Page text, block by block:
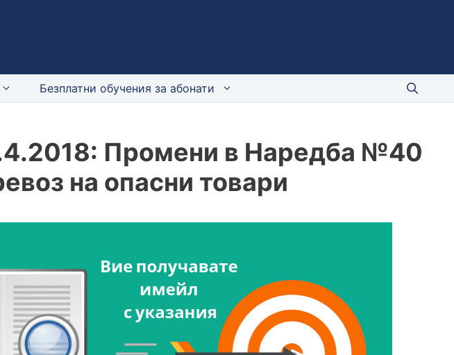
Безплатни обучения за абонати
Промени в Наредба №40
на опасни товари